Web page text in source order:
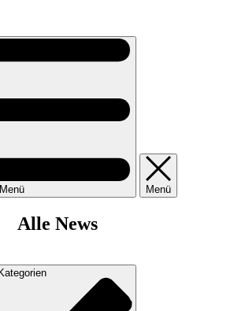
Menü Menü
Alle News